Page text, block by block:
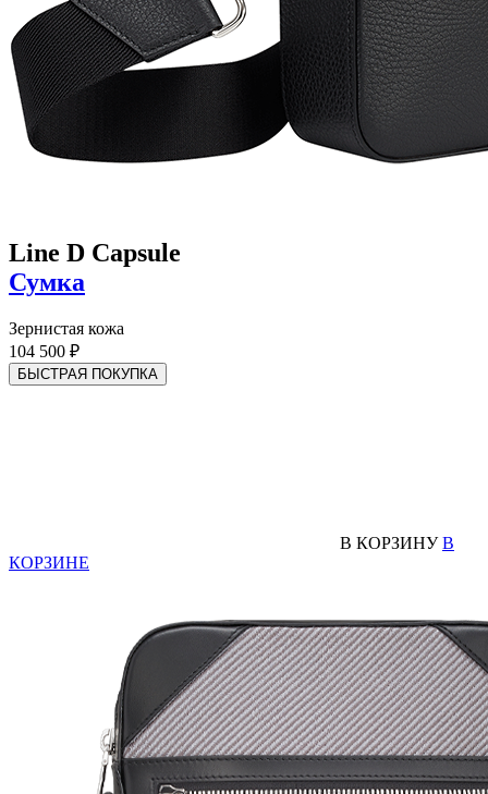
Line D Capsule
Сумка
Зернистая кожа
104 500 ₽
БЫСТРАЯ ПОКУПКА
В КОРЗИНУ В
КОРЗИНЕ